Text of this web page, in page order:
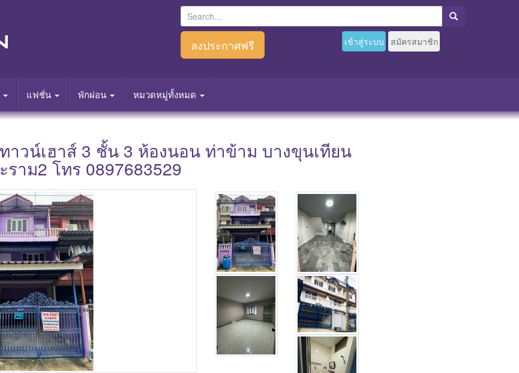
e
r
f
o
:
ลงประกาศฟรี เข้าสู่ระบบ สมัครสมาชิก
แฟชั่น พักผ่อน หมวดหมู่ทั้งหมด
าวน์เฮาส์ 3 ชั้น 3 ห้องนอน ท่าข้าม บางขุนเทียน
าม2 โทร 0897683529
Main Photo